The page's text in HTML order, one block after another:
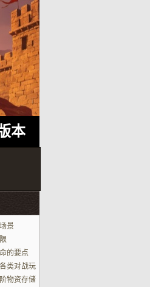
本
景
的要点
类对战玩
物资存储